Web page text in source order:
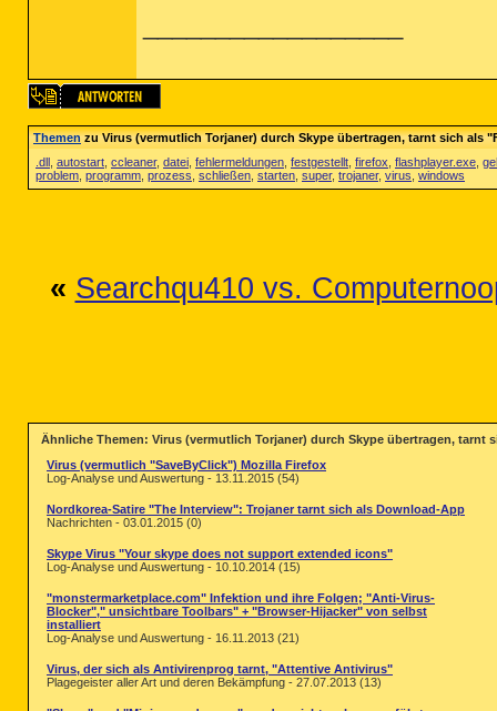
Themenzu Virus (vermutlich Torjaner) durch Skype übertragen, tarnt sich als
.dll autostart ccleaner, datei fehlermeldungen festgestellt firefox flashplayer.exe
problem programm prozess schließen starten super, trojaner, virus windows
« Searchqu410 vs.
Ähnliche Themen: Virus (vermutlich Torjaner) durch Skype übertragen, tarnt
Virus (vermutlich "SaveByClick") Mozilla Firefox
Log-Analyse und Auswertung - 13.11.2015 (54)
Nordkorea-Satire "The Interview": Trojaner tarnt sich als Download-App
Nachrichten - 03.01.2015 (0)
Skype Virus "Your skype does not support extended icons"
Log-Analyse und Auswertung - 10.10.2014 (15)
"monstermarketplace.com" Infektion und ihre Folgen; "Anti-Virus-
Blocker"," unsichtbare Toolbars" + "Browser-Hijacker" von selbst
installiert
Log-Analyse und Auswertung - 16.11.2013 (21)
Virus, der sich als Antivirenprog tarnt, "Attentive Antivirus"
Plagegeister aller Art und deren Bekämpfung - 27.07.2013 (13)